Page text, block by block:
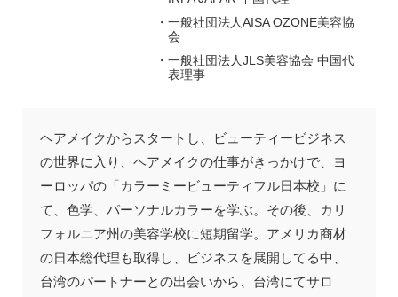
一般社団法人AISA OZONE美容協
会
一般社団法人JLS美容協会 中国代
表理事
ヘアメイクからスタートし、ビューティービジネス
の世界に入り、ヘアメイクの仕事がきっかけで、ヨ
ーロッパの「カラーミービューティフル日本校」に
て、色学、パーソナルカラーを学ぶ。その後、カリ
フォルニア州の美容学校に短期留学。アメリカ商材
の日本総代理も取得し、ビジネスを展開してる中、
台湾のパートナーとの出会いから、台湾にてサロ